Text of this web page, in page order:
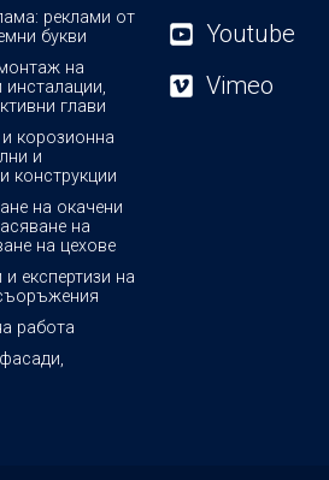
реклами от
букви
на
глави
корозионна
и
конструкции
на окачени
на
на цехове
експертизи на
работа
Youtube
Vimeo